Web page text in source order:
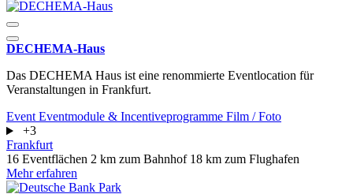
DECHEMA-Haus
Das DECHEMA Haus ist eine renommierte Eventlocation für
Veranstaltungen in Frankfurt.
Event Eventmodule & Incentiveprogramme Film / Foto
+3
Frankfurt
16 Eventflächen 2 km zum Bahnhof 18 km zum Flughafen
Mehr erfahren